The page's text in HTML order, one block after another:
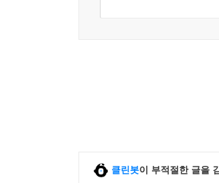
클린봇이 부적절한 글을